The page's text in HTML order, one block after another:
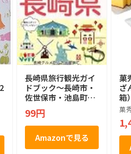
長崎県旅行観光ガイ
ドブック〜長崎市・
佐世保市・池島町〜:
観光スポットだけじ
ゃない！長崎グルメ
からお土産まで長崎
の魅力満載 長崎観光
ガイドブック
99円
Amazonで見る
菓
ざ
箱
×
菓